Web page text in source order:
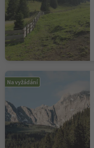
Na vyžádání